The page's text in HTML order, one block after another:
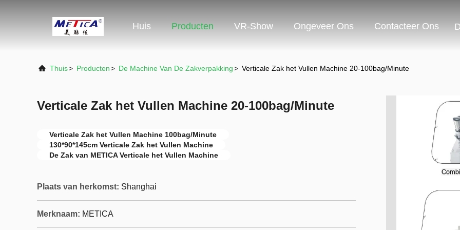
Huis Producten VR-Show Ongeveer Ons Contacteer Ons
Thuis> Producten> De Machine Van De Zakverpakking> Verticale Zak het Vullen Machine 20-100bag/Minute
Verticale Zak het Vullen Machine 20-100bag/Minute
Verticale Zak het Vullen Machine 100bag/Minute
130*90*145cm Verticale Zak het Vullen Machine
De Zak van METICA Verticale het Vullen Machine
Plaats van herkomst: Shanghai
Merknaam: METICA